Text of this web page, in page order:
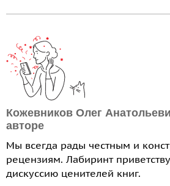
Кожевников Олег
авторе
Мы всегда рады честным и
рецензиям. Лабиринт
дискуссию ценителей книг.